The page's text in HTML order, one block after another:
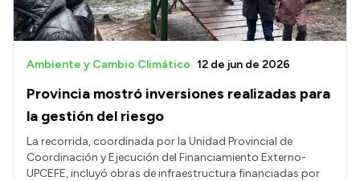
Provincia mostró inversiones realizadas para
la gestión del riesgo
Ambiente y Cambio Climático 12 de jun de 2026
La recorrida, coordinada por la Unidad Provincial de
Coordinación y Ejecución del Financiamiento Externo-
UPCEFE, incluyó obras de infraestructura financiadas por